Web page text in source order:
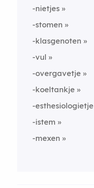
-nietjes
-stomen
-klasgenoten
-vul
-overgavetje
-koeltankje
-esthesiologietje
-istem
-mexen